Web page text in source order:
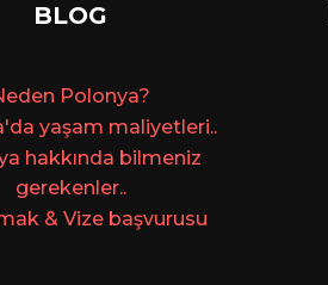
BLOG
den Polonya?
yaşam maliyetleri..
hakkında bilmeniz
gerekenler..
& Vize başvurusu